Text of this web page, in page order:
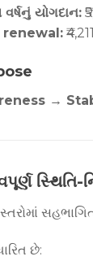
યોગદાન:
renewal: ₹4,211
→
સ્થિતિ-
છે: